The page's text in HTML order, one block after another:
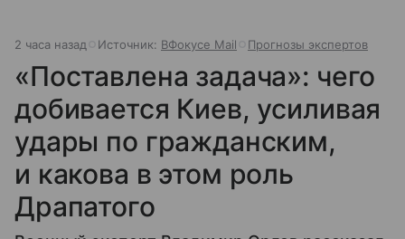
2 часа назад Источник: ВФокусе Mail Прогнозы экспертов
«Поставлена задача»: чего
добивается Киев, усиливая
удары по гражданским,
и какова в этом роль
Драпатого